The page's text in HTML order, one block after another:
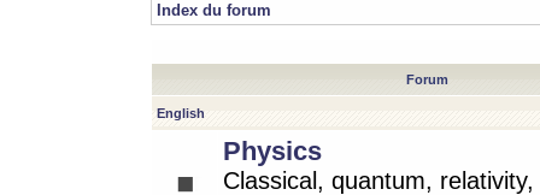
Index du forum
Forum
English
Physics
Classical, quantum,